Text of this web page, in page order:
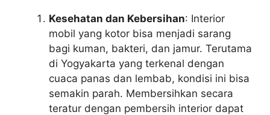
Kesehatan dan Kebersihan: Interior
mobil yang kotor bisa menjadi sarang
bagi kuman, bakteri, dan jamur. Terutama
di Yogyakarta yang terkenal dengan
cuaca panas dan lembab, kondisi ini bisa
semakin parah. Membersihkan secara
teratur dengan pembersih interior dapat